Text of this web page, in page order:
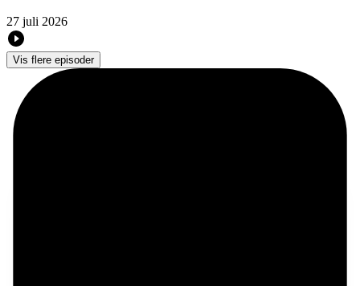
27 juli 2026
Vis flere episoder